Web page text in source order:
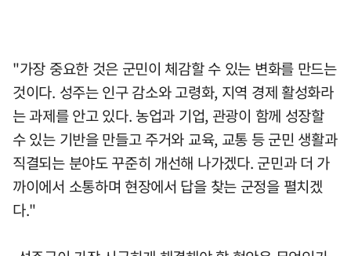
"가장 중요한 것은 군민이 체감할 수 있는 변화를 만드는
것이다. 성주는 인구 감소와 고령화, 지역 경제 활성화라
는 과제를 안고 있다. 농업과 기업, 관광이 함께 성장할
수 있는 기반을 만들고 주거와 교육, 교통 등 군민 생활과
직결되는 분야도 꾸준히 개선해 나가겠다. 군민과 더 가
까이에서 소통하며 현장에서 답을 찾는 군정을 펼치겠
다."